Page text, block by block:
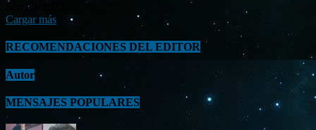
Sep 26, 2023
Cargar más
RECOMENDACIONES DEL EDITOR
Autor
MENSAJES POPULARES